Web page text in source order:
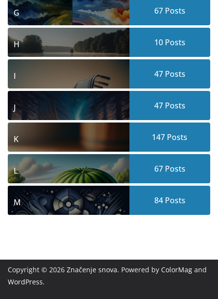
G 67Posts
H 10Posts
I 47Posts
J 47Posts
K 147 Posts
L 67Posts
M 84Posts
Copyright © 2026 Značenje snova. Powered by ColorMag and
WordPress.